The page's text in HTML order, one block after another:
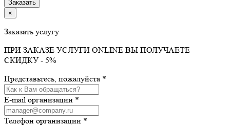
×
Заказать услугу
ПРИ ЗАКАЗЕ УСЛУГИ ONLINE ВЫ ПОЛУЧАЕТЕ
СКИДКУ - 5%
Представьтесь, пожалуйста *
E-mail организации *
Телефон организации *